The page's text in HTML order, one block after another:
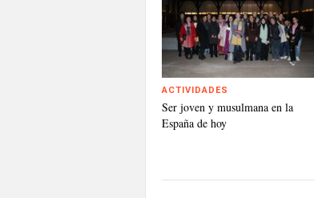
ACTIVIDADES
Ser joven y musulmana en la
España de hoy